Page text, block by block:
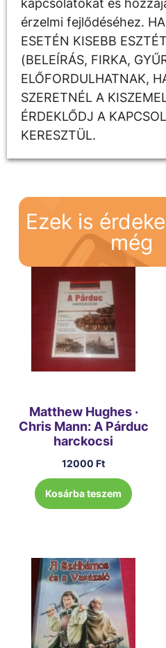
kapcsolatokat és
érzelmi fejlődéséhez.
ESETÉN KISEBB
(BELEÍRÁS, FIRKA,
ELŐFORDULHATNAK,
SZERETNÉL A
ÉRDEKLŐDJ A
KERESZTÜL.
Ezek is
még
Matthew Hughes ·
Chris Mann: A Párduc
harckocsi
12000Ft
Kosárba teszem